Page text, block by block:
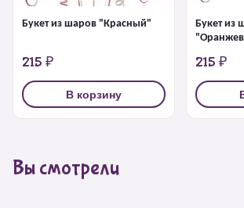
Букет из шаров "Красный"
215 ₽
В корзину
Букет из
215 ₽
Вы смотрели